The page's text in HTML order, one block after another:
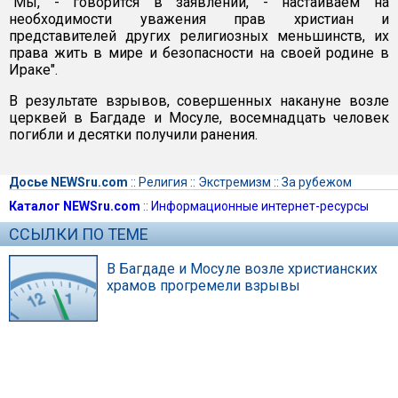
необходимости уважения прав христиан и
представителей других религиозных меньшинств, их
права жить в мире и безопасности на своей родине в
Ираке".
В результате взрывов, совершенных накануне возле
церквей в Багдаде и Мосуле, восемнадцать человек
погибли и десятки получили ранения.
Досье NEWSru.com :: Религия :: Экстремизм :: За рубежом
Каталог NEWSru.com :: Информационные интернет-ресурсы
ССЫЛКИ ПО ТЕМЕ
В Багдаде и Мосуле возле христианских
храмов прогремели взрывы